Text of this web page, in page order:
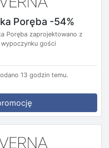
Poręba -54%
Poręba zaprojektowano z
gości
13 godzin temu.